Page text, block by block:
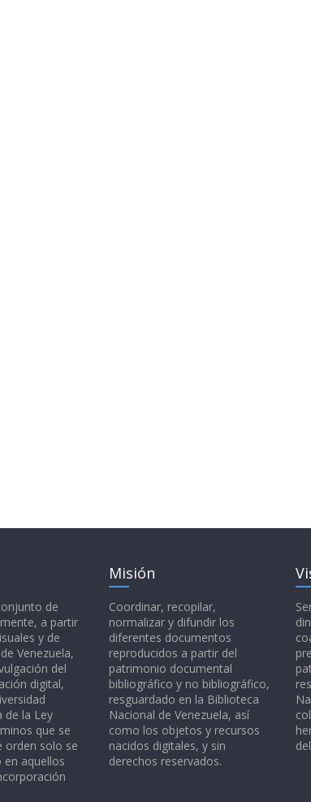
de
a partir
y de
Venezuela,
del
digital,
de la Ley
que se
orden solo se
aquellos
Misión
Coordinar, recopilar,
normalizar y difundir los
diferentes documentos
reproducidos a partir del
patrimonio documental
bibliográfico y no bibliográfico,
resguardado en la Biblioteca
Nacional de Venezuela, así
como los objetos y recursos
nacidos digitales, y sin
derechos reservados.